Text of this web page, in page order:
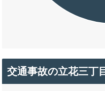
交通事故の立花三丁